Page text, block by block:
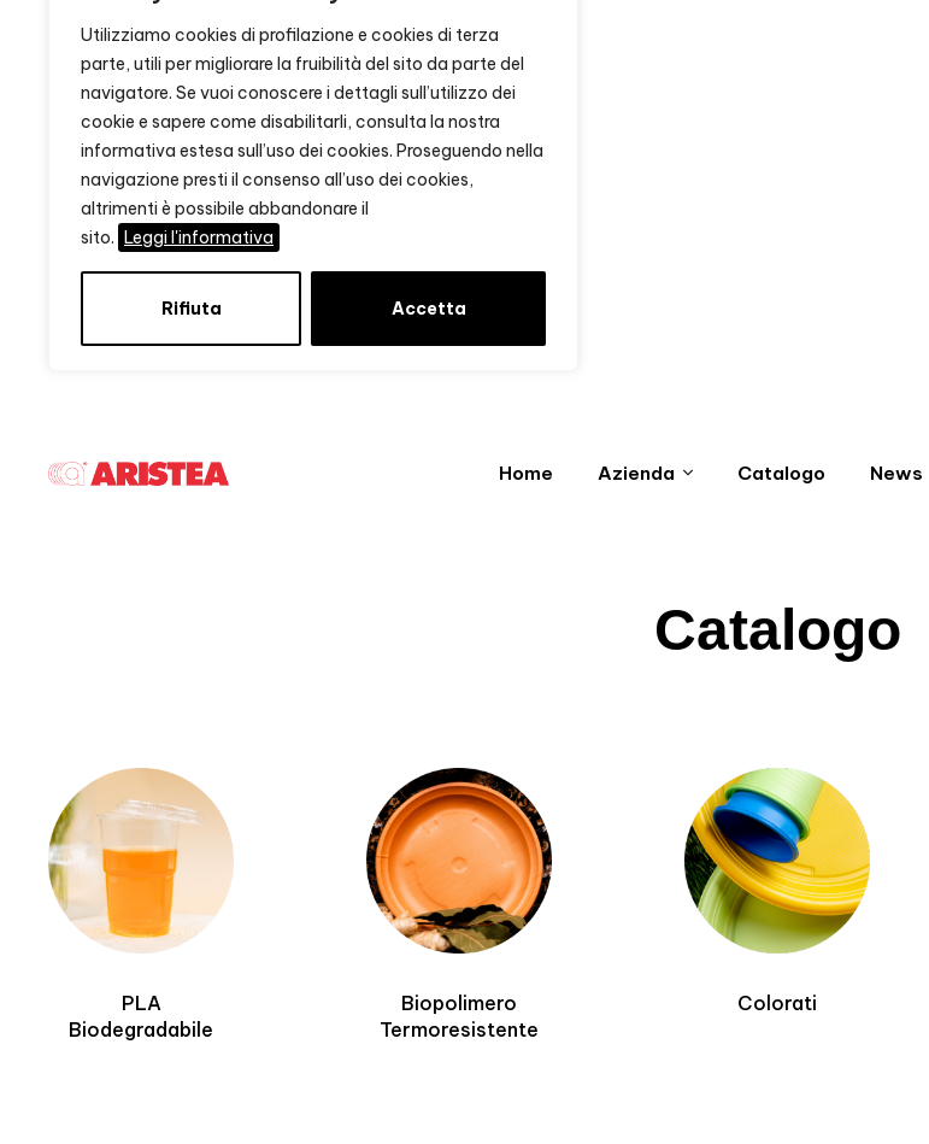
Utilizziamo cookies di profilazione e cookies di terza
parte, utili per migliorare la fruibilità del sito da parte del
navigatore. Se vuoi conoscere i dettagli sull’utilizzo dei
cookie e sapere come disabilitarli, consulta la nostra
informativa estesa sull’uso dei cookies. Proseguendo nella
navigazione presti il consenso all’uso dei cookies,
altrimenti è possibile abbandonare il
sito. Leggi l'informativa
Rifiuta Accetta
Home Azienda Catalogo News
Catalogo
PLA
Biodegradabile
Biopolimero
Termoresistente
Colorati